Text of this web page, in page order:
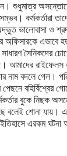
শুধুমাত্র
কর্মকর্তারা
ভালোবাসা ও
অফিসারকে এভাবে
সাধারণ
আমাদের রাইফেলস
নাম বদলে গেল।
বহির্বিশ্বের
বুকে নিছক
বলেই শোনা যায়।
এরকম ঘটনা